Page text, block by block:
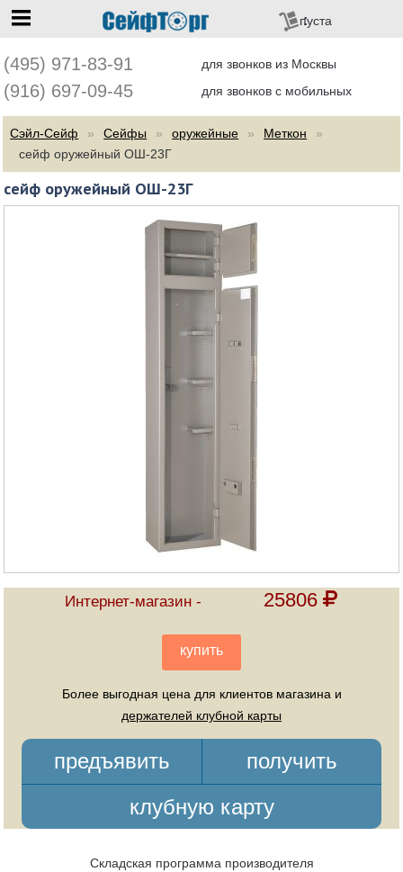
(495) 971-83-91 для звонков из Москвы
(916) 697-09-45 для звонков с мобильных
пуста
Сэйл-Сейф Сейфы оружейные
Меткон
сейф оружейный ОШ-23Г
сейф оружейный ОШ-23Г
Интернет-магазин 25806
купить
Более выгодная цена для клиентов магазина и
держателей клубной карты
предъявить
получить
клубную карту
Складская программа производителя